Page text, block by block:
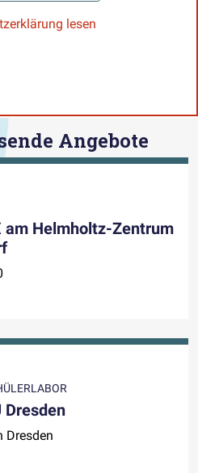
lesen
Angebote
am Helmholtz-Zentrum
Dresden
Dresden